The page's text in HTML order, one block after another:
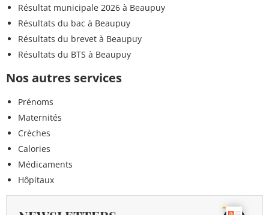
Résultat municipale 2026 à Beaupuy
Résultats du bac à Beaupuy
Résultats du brevet à Beaupuy
Résultats du BTS à Beaupuy
Nos autres services
Prénoms
Maternités
Crèches
Calories
Médicaments
Hôpitaux